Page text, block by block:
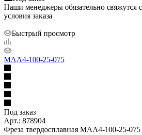
Наши менеджеры обязательно свяжутся
условия заказа
Быстрый просмотр
MAA4-100-25-075
Под заказ
Арт.: 878904
Фреза твердосплавная MAA4-100-25-075